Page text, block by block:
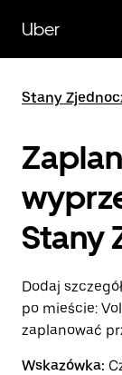
głównej
zawartości
Uber
Stany
Stany
Dodaj
po mieście:
zaplanować
Wskazówka: